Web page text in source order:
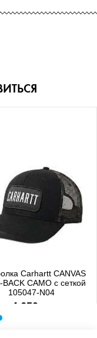
Carhartt CANVAS
BACK CAMO с сеткой
105047-N04
4 650 р.